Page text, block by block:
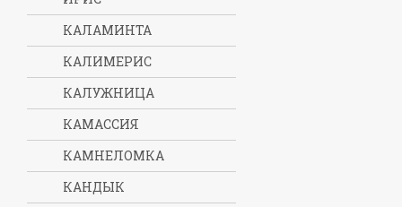
КАЛАМИНТА
КАЛИМЕРИС
КАЛУЖНИЦА
КАМАССИЯ
КАМНЕЛОМКА
КАНДЫК